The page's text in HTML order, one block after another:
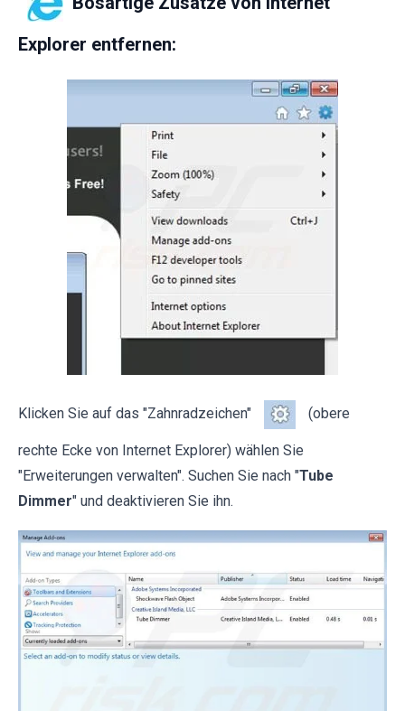
Explorer entfernen:
Klicken Sie auf das "Zahnradzeichen" (obere
rechte Ecke von Internet Explorer) wählen Sie
"Erweiterungen verwalten". Suchen Sie nach "Tube
Dimmer" und deaktivieren Sie ihn.